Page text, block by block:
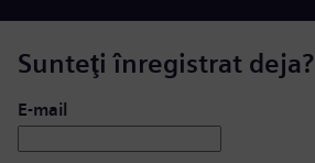
Sunteţi înregistrat deja?
Conectare: utilizator și parolă
E-mail